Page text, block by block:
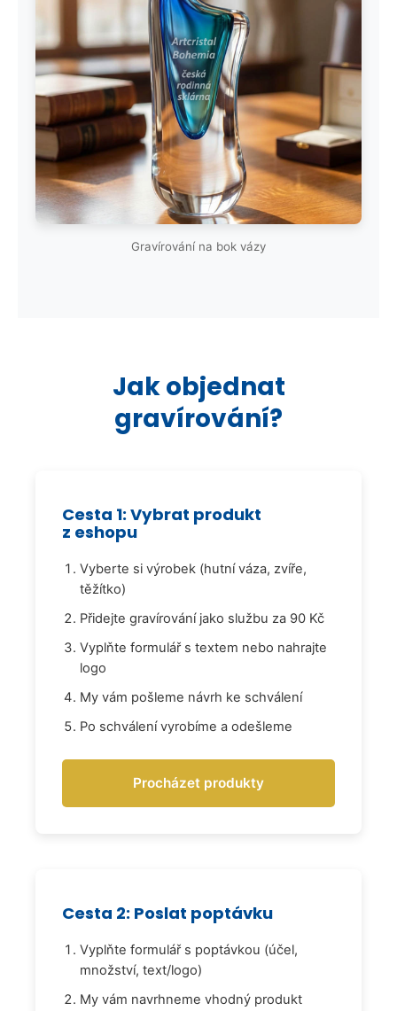
Gravírování na bok vázy
Jak objednat
gravírování?
Cesta 1: Vybrat produkt
z eshopu
Vyberte si výrobek (hutní váza, zvíře,
těžítko)
Přidejte gravírování jako službu za 90 Kč
Vyplňte formulář s textem nebo nahrajte
logo
My vám pošleme návrh ke schválení
Po schválení vyrobíme a odešleme
Procházet produkty
Cesta 2: Poslat poptávku
Vyplňte formulář s poptávkou (účel,
množství, text/logo)
My vám navrhneme vhodný produkt